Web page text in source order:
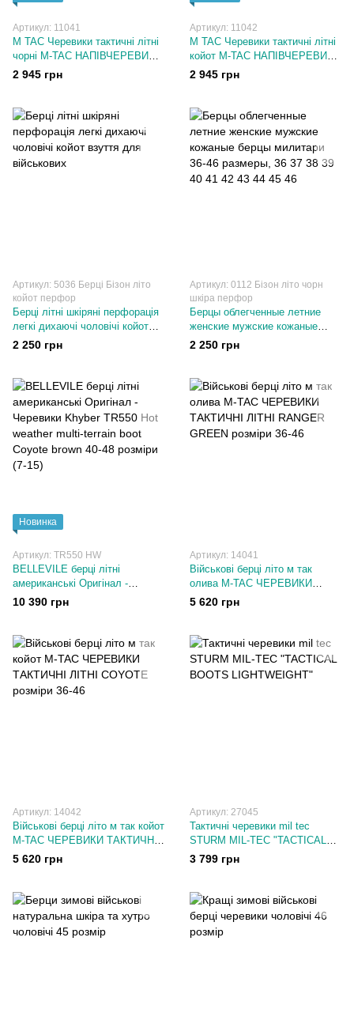
Артикул: 11041
M TAC Черевики тактичні літні
чорні M-TAC НАПІВЧЕРЕВИКИ
ТАКТИЧНІ ЛІТНІ IVA BLACK
36-45 розміри
2 945 грн
Артикул: 11042
M TAC Черевики тактичні літні
койот M-TAC НАПІВЧЕРЕВИКИ
ТАКТИЧНІ ЛІТНІ IVA Coyote
36-47 розміри
2 945 грн
Артикул: 5036 Берці Бізон літо
койот перфор
Берці літні шкіряні перфорація
легкі дихаючі чоловічі койот
взуття для військових
2 250 грн
Артикул: 0112 Бізон літо чорн
шкіра перфор
Берцы облегченные летние
женские мужские кожаные
берцы милитари 36-46 размеры
2 250 грн
Новинка
Артикул: TR550 HW
BELLEVILE берці літні
американські Оригінал -
Черевики Khyber TR550 Hot
weather multi-terrain boot Coyote
10 390 грн
Артикул: 14041
Військові берці літо м так
олива M-TAC ЧЕРЕВИКИ
ТАКТИЧНІ ЛІТНІ RANGER
GREEN розміри 36-46
5 620 грн
Артикул: 14042
Військові берці літо м так койот
M-TAC ЧЕРЕВИКИ ТАКТИЧНІ
ЛІТНІ COYOTE розміри 36-46
5 620 грн
Артикул: 27045
Тактичні черевики mil tec
STURM MIL-TEC "TACTICAL
BOOTS LIGHTWEIGHT"
3 799 грн